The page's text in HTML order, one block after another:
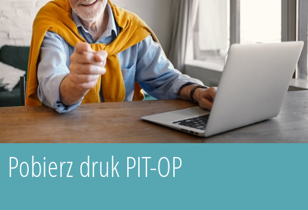
Pobierz druk PIT-OP